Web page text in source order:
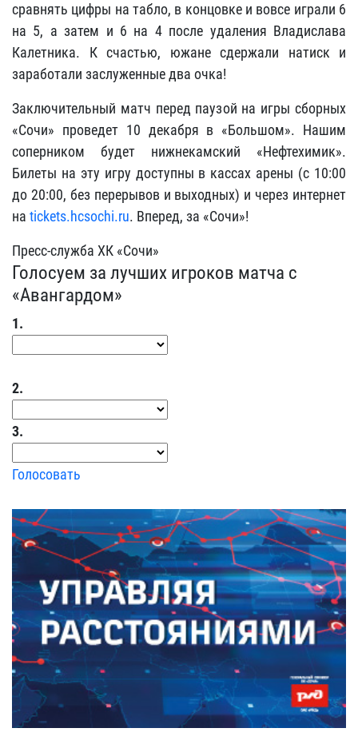
сравнять цифры на табло, в концовке и вовсе играли 6
на 5, а затем и 6 на 4 после удаления Владислава
Калетника. К счастью, южане сдержали натиск и
заработали заслуженные два очка!
Заключительный матч перед паузой на игры сборных
«Сочи» проведет 10 декабря в «Большом». Нашим
соперником будет нижнекамский «Нефтехимик».
Билеты на эту игру доступны в кассах арены (с 10:00
до 20:00, без перерывов и выходных) и через интернет
на tickets.hcsochi.ru. Вперед, за «Сочи»!
Пресс-служба ХК «Сочи»
Голосуем за лучших игроков матча с
«Авангардом»
1.
2.
3.
Голосовать